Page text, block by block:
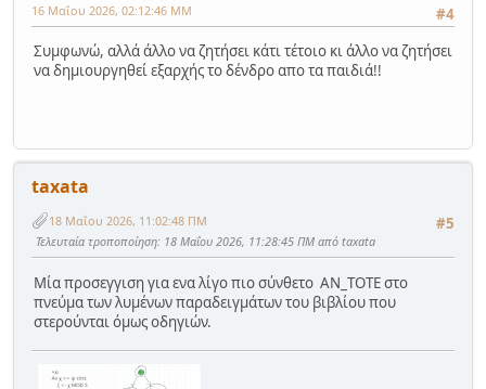
#4
16 Μαΐου 2026, 02:12:46 ΜΜ
Συμφωνώ, αλλά άλλο να ζητήσει κάτι τέτοιο κι άλλο να ζητήσει
να δημιουργηθεί εξαρχής το δένδρο απο τα παιδιά!!
taxata
#5
18 Μαΐου 2026, 11:02:48 ΠΜ
Τελευταία τροποποίηση: 18 Μαΐου 2026, 11:28:45 ΠΜ από taxata
Μία προσεγγιση για ενα λίγο πιο σύνθετο ΑΝ_ΤΟΤΕ στο
πνεύμα των λυμένων παραδειγμάτων του βιβλίου που
στερούνται όμως οδηγιών.